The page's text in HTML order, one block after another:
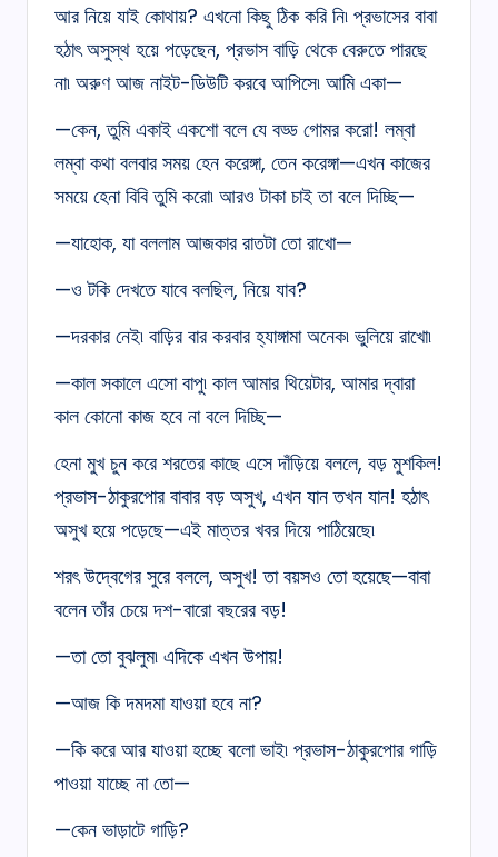
আর নিয়ে যাই কোথায়? এখনো কিছু ঠিক করি নি৷ প্রভাসের বাবা
হঠাৎ অসুস্থ হয়ে পড়েছেন, প্রভাস বাড়ি থেকে বেরুতে পারছে
না৷ অরুণ আজ নাইট-ডিউটি করবে আপিসে৷ আমি একা—
—কেন, তুমি একাই একশো বলে যে বড্ড গোমর করো! লম্বা
লম্বা কথা বলবার সময় হেন করেঙ্গা, তেন করেঙ্গা—এখন কাজের
সময়ে হেনা বিবি তুমি করো৷ আরও টাকা চাই তা বলে দিচ্ছি—
—যাহোক, যা বললাম আজকার রাতটা তো রাখো—
—ও টকি দেখতে যাবে বলছিল, নিয়ে যাব?
—দরকার নেই৷ বাড়ির বার করবার হ্যাঙ্গামা অনেক৷ ভুলিয়ে রাখো৷
—কাল সকালে এসো বাপু৷ কাল আমার থিয়েটার, আমার দ্বারা
কাল কোনো কাজ হবে না বলে দিচ্ছি—
হেনা মুখ চুন করে শরতের কাছে এসে দাঁড়িয়ে বললে, বড় মুশকিল!
প্রভাস-ঠাকুরপোর বাবার বড় অসুখ, এখন যান তখন যান! হঠাৎ
অসুখ হয়ে পড়েছে—এই মাত্তর খবর দিয়ে পাঠিয়েছে৷
শরৎ উদ্বেগের সুরে বললে, অসুখ! তা বয়সও তো হয়েছে—বাবা
বলেন তাঁর চেয়ে দশ-বারো বছরের বড়!
—তা তো বুঝলুম৷ এদিকে এখন উপায়!
—আজ কি দমদমা যাওয়া হবে না?
—কি করে আর যাওয়া হচ্ছে বলো ভাই৷ প্রভাস-ঠাকুরপোর গাড়ি
পাওয়া যাচ্ছে না তো—
—কেন ভাড়াটে গাড়ি?